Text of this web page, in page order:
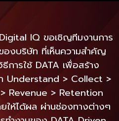
IQ ขอเชิญทีมงานการ
งบริษัท ที่เห็นความสำคัญ
การใช้ DATA เพื่อสร้าง
Understand > Collect >
Revenue > Retention
ให้ได้ผล ผ่านช่องทางต่างๆ